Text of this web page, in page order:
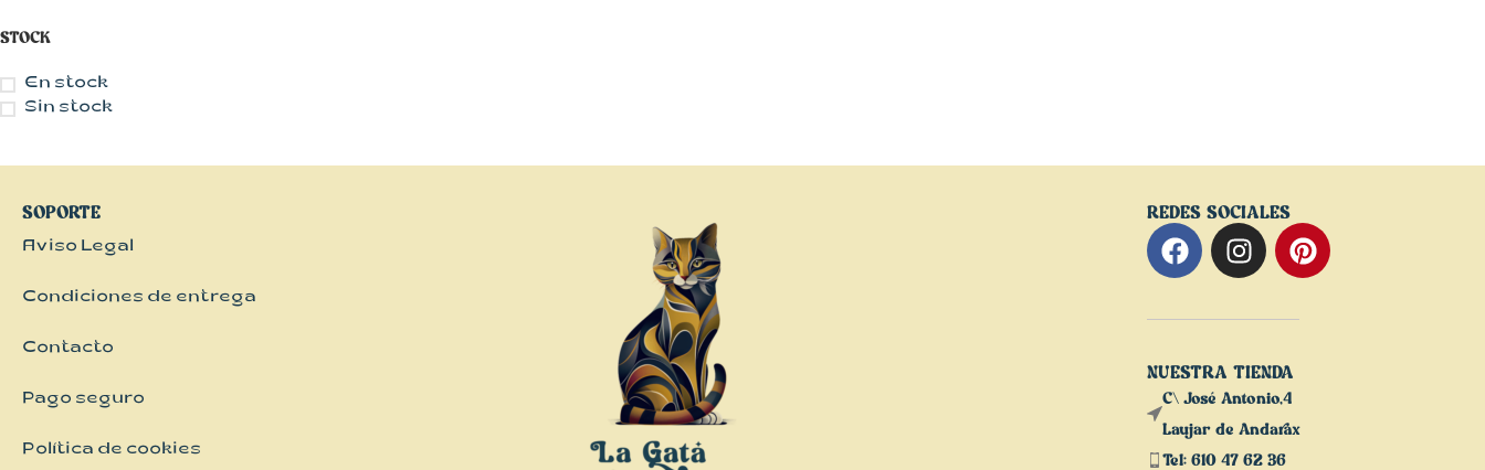
STOCK
En stock
Sin stock
SOPORTE
Aviso Legal
Condiciones de entrega
Contacto
Pago seguro
Política de cookies
REDES SOCIALES
NUESTRA TIENDA
C\ José Antonio,4
Laujar de Andarax
Tel: 610 47 62 36